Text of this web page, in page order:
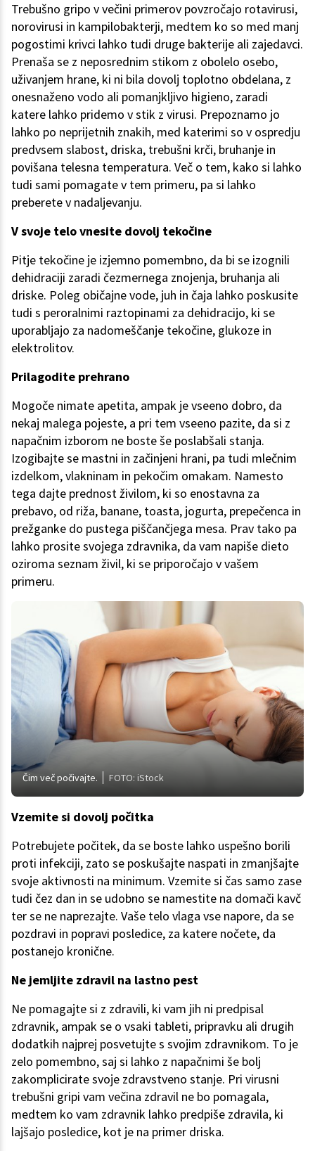
Trebušno gripo v večini primerov povzročajo rotavirusi,
norovirusi in kampilobakterji, medtem ko so med manj
pogostimi krivci lahko tudi druge bakterije ali zajedavci.
Prenaša se z neposrednim stikom z obolelo osebo,
uživanjem hrane, ki ni bila dovolj toplotno obdelana, z
onesnaženo vodo ali pomanjkljivo higieno, zaradi
katere lahko pridemo v stik z virusi. Prepoznamo jo
lahko po neprijetnih znakih, med katerimi so v ospredju
predvsem slabost, driska, trebušni krči, bruhanje in
povišana telesna temperatura. Več o tem, kako si lahko
tudi sami pomagate v tem primeru, pa si lahko
preberete v nadaljevanju.
V svoje telo vnesite dovolj tekočine
Pitje tekočine je izjemno pomembno, da bi se izognili
dehidraciji zaradi čezmernega znojenja, bruhanja ali
driske. Poleg običajne vode, juh in čaja lahko poskusite
tudi s peroralnimi raztopinami za dehidracijo, ki se
uporabljajo za nadomeščanje tekočine, glukoze in
elektrolitov.
Prilagodite prehrano
Mogoče nimate apetita, ampak je vseeno dobro, da
nekaj malega pojeste, a pri tem vseeno pazite, da si z
napačnim izborom ne boste še poslabšali stanja.
Izogibajte se mastni in začinjeni hrani, pa tudi mlečnim
izdelkom, vlakninam in pekočim omakam. Namesto
tega dajte prednost živilom, ki so enostavna za
prebavo, od riža, banane, toasta, jogurta, prepečenca in
prežganke do pustega piščančjega mesa. Prav tako pa
lahko prosite svojega zdravnika, da vam napiše dieto
oziroma seznam živil, ki se priporočajo v vašem
primeru.
Čim več počivajte. FOTO: iStock
Vzemite si dovolj počitka
Potrebujete počitek, da se boste lahko uspešno borili
proti infekciji, zato se poskušajte naspati in zmanjšajte
svoje aktivnosti na minimum. Vzemite si čas samo zase
tudi čez dan in se udobno se namestite na domači kavč
ter se ne naprezajte. Vaše telo vlaga vse napore, da se
pozdravi in popravi posledice, za katere nočete, da
postanejo kronične.
Ne jemljite zdravil na lastno pest
Ne pomagajte si z zdravili, ki vam jih ni predpisal
zdravnik, ampak se o vsaki tableti, pripravku ali drugih
dodatkih najprej posvetujte s svojim zdravnikom. To je
zelo pomembno, saj si lahko z napačnimi še bolj
zakomplicirate svoje zdravstveno stanje. Pri virusni
trebušni gripi vam večina zdravil ne bo pomagala,
medtem ko vam zdravnik lahko predpiše zdravila, ki
lajšajo posledice, kot je na primer driska.